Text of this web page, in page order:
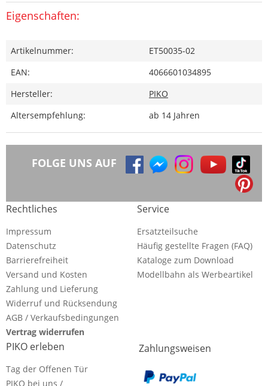
Eigenschaften:
Artikelnummer:
ET50035-02
EAN:
4066601034895
Hersteller:
PIKO
Altersempfehlung:
ab 14 Jahren
FOLGE UNS AUF
Rechtliches
Impressum
Datenschutz
Barrierefreiheit
Versand und Kosten
Zahlung und Lieferung
Widerruf und Rücksendung
AGB / Verkaufsbedingungen
Vertrag widerrufen
Service
Ersatzteilsuche
Häufig gestellte Fragen (FAQ)
Kataloge zum Download
Modellbahn als Werbeartikel
PIKO erleben
Tag der Offenen Tür
PIKO bei uns /
Zahlungsweisen